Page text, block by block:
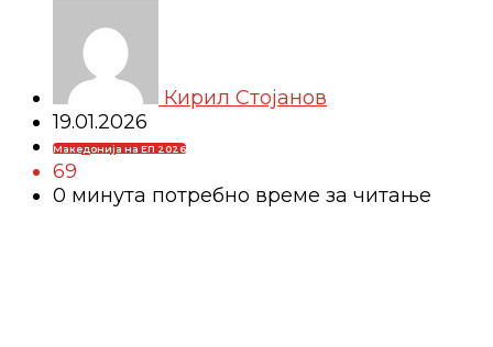
Кирил Стојанов
19.01.2026
Македонија на ЕП 2026
69
0 минутa потребно време за читање